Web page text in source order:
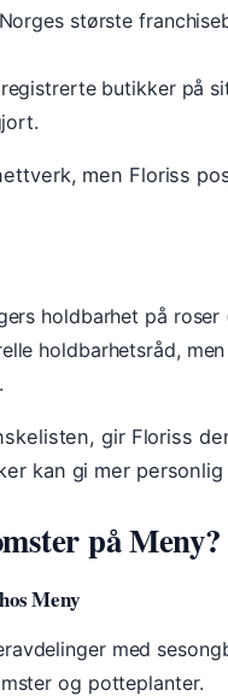
største
butikker på
men Floriss
holdbarhet på roser
holdbarhetsråd,
gir Floriss
kan gi mer personlig
på Meny?
Meny
med
og potteplanter.